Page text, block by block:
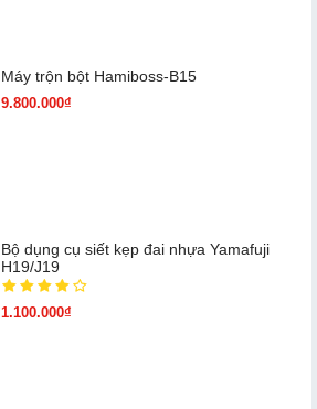
Máy trộn bột Hamiboss-B15
9.800.000₫
Bộ dụng cụ siết kẹp đai nhựa Yamafuji
H19/J19
1.100.000₫